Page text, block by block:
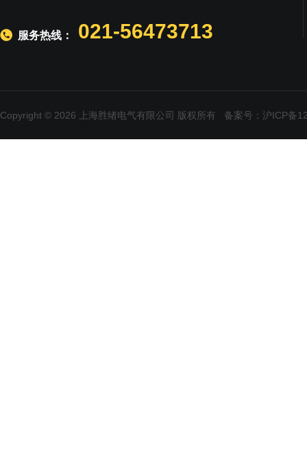
服务热线： 021-56473713
Copyright © 2026 上海胜绪电气有限公司 版权所有 备案号：沪ICP备